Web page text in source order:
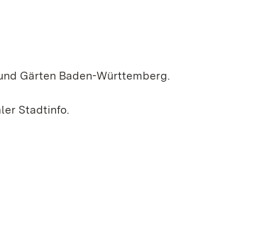
Gärten Baden-Württemberg.
Stadtinfo.